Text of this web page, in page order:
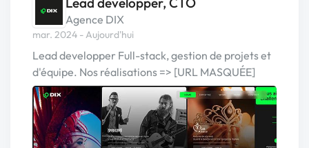
Agence DIX
mar. 2024 - Aujourd'hui
Lead developper Full-stack, gestion de projets et
d'équipe. Nos réalisations => [URL MASQUÉE]